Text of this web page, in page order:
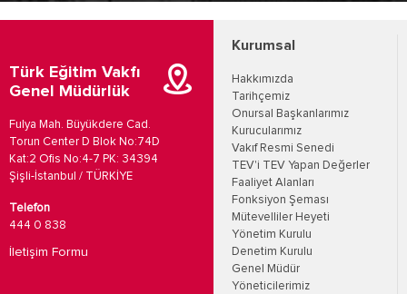
Türk Eğitim Vakfı
Genel Müdürlük
Fulya Mah. Büyükdere Cad.
Torun Center D Blok No:74D
Kat:2 Ofis No:4-7 PK: 34394
Şişli-İstanbul / TÜRKİYE
Telefon
444 0 838
İletişim Formu
Kurumsal
Hakkımızda
Tarihçemiz
Onursal Başkanlarımız
Kurucularımız
Vakıf Resmi Senedi
TEV'i TEV Yapan Değerler
Faaliyet Alanları
Fonksiyon Şeması
Mütevelliler Heyeti
Yönetim Kurulu
Denetim Kurulu
Genel Müdür
Yöneticilerimiz